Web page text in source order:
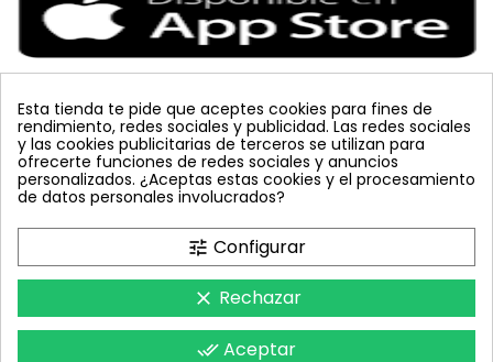
Etiquetas Populares
placa lucha integrada JED vacuna arbol
planta
colmena
mariquita sin carnet
celeste
polillero koppert bombus terrestris
azul
trampa cromática
inyecciones tronco
feromona
nematodos
Esta tienda te pide que aceptes cookies para fines de
rendimiento, redes sociales y publicidad. Las redes sociales
y las cookies publicitarias de terceros se utilizan para
ofrecerte funciones de redes sociales y anuncios
personalizados. ¿Aceptas estas cookies y el procesamiento
de datos personales involucrados?
tune Configurar
clear Rechazar
done_all Aceptar